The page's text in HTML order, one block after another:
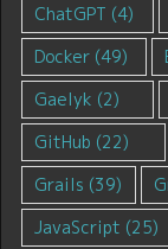
ChatGPT (4)
Docker (49)
Gaelyk (2)
GitHub (22)
Grails (39)
JavaScript (25)